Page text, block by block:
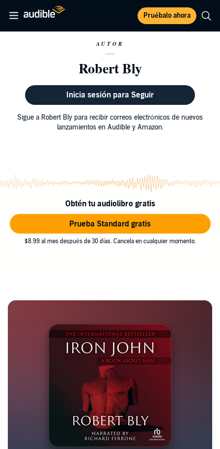
Pruébalo ahora
AUTOR
Robert Bly
Inicia sesión para Seguir
Sigue a Robert Bly para recibir correos electrónicos de nuevos
lanzamientos en Audible y Amazon.
Obtén tu audiolibro gratis
Prueba Standard gratis
$8.99 al mes después de 30 días. Cancela en cualquier momento.